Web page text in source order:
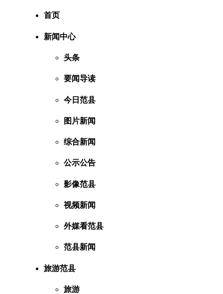
首页
新闻中心
头条
要闻导读
今日范县
图片新闻
综合新闻
公示公告
影像范县
视频新闻
外媒看范县
范县新闻
旅游范县
旅游